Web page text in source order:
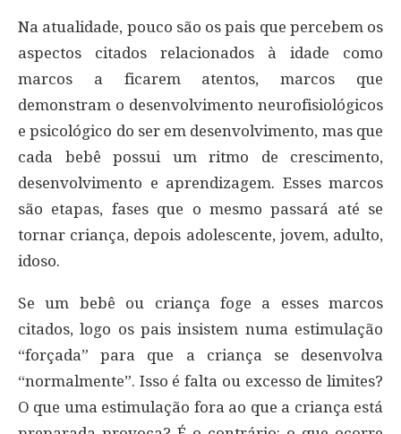
Na atualidade, pouco são os pais que percebem os
aspectos citados relacionados à idade como
marcos a ficarem atentos, marcos que
demonstram o desenvolvimento neurofisiológicos
e psicológico do ser em desenvolvimento, mas que
cada bebê possui um ritmo de crescimento,
desenvolvimento e aprendizagem. Esses marcos
são etapas, fases que o mesmo passará até se
tornar criança, depois adolescente, jovem, adulto,
idoso.
Se um bebê ou criança foge a esses marcos
citados, logo os pais insistem numa estimulação
“forçada” para que a criança se desenvolva
“normalmente”. Isso é falta ou excesso de limites?
O que uma estimulação fora ao que a criança está